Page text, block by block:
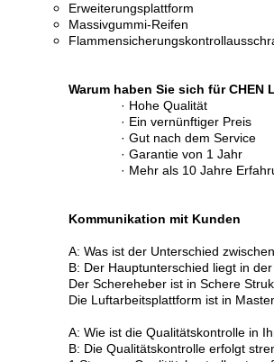
Erweiterungsplattform
Massivgummi-Reifen
Warum haben Sie sich für
· Hohe Qualität
· Ein vernünftiger Preis
· Gut nach dem Service
· Garantie von 1 Jahr
· Mehr als 10 Jahre
Kommunikation mit Kunden
A: Was ist der Unterschied
B: Der Hauptunterschied liegt in
Der Schereheber ist in Schere
Die Luftarbeitsplattform ist in
A: Wie ist die Qualitätskontrolle in
B: Die Qualitätskontrolle erfolgt